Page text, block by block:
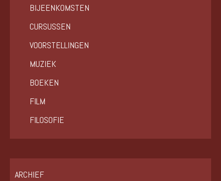
BIJEENKOMSTEN
CURSUSSEN
VOORSTELLINGEN
MUZIEK
BOEKEN
FILM
FILOSOFIE
ARCHIEF